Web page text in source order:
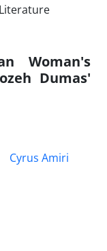
Woman's
Dumas'
Cyrus Amiri